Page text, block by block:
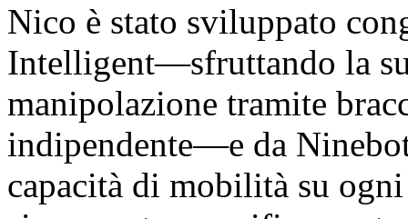
Nico è stato sviluppato
Intelligent—sfruttando la
manipolazione tramite
indipendente—e da
capacità di mobilità su